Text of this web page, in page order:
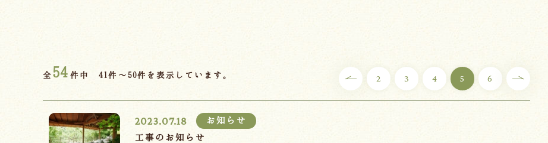
全 54 件中 41件～50件を表示しています。 2 3 4 5 6
2023.07.18
お知らせ
工事のお知らせ